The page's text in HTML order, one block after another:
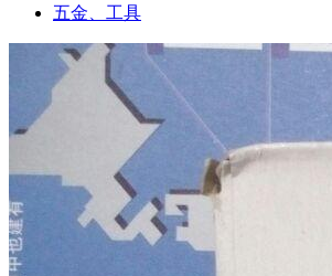
五金、工具